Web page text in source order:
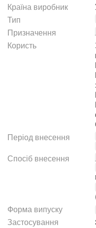
Країна виробник
Тип
Призначення
Користь
Період внесення
Спосіб внесення
Форма випуску
Застосування